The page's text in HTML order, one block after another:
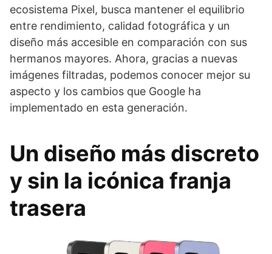
ecosistema Pixel, busca mantener el equilibrio
entre rendimiento, calidad fotográfica y un
diseño más accesible en comparación con sus
hermanos mayores. Ahora, gracias a nuevas
imágenes filtradas, podemos conocer mejor su
aspecto y los cambios que Google ha
implementado en esta generación.
Un diseño más discreto
y sin la icónica franja
trasera